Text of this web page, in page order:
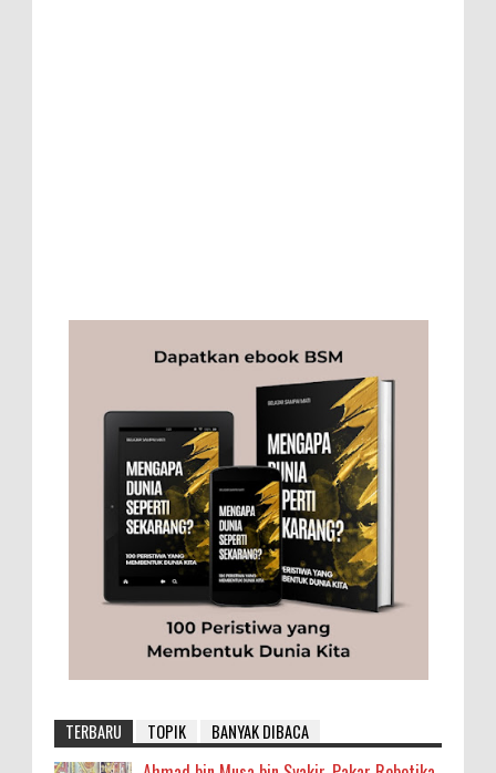
TERBARU TOPIK BANYAK DIBACA